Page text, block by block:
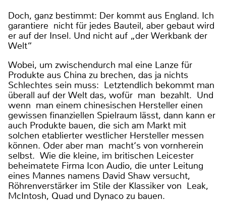
Doch, ganz bestimmt: Der kommt aus England. Ich
garantiere nicht für jedes Bauteil, aber gebaut wird
er auf der Insel. Und nicht auf „der Werkbank der
Welt“
Wobei, um zwischendurch mal eine Lanze für
Produkte aus China zu brechen, das ja nichts
Schlechtes sein muss: Letztendlich bekommt man
überall auf der Welt das, wofür man bezahlt. Und
wenn man einem chinesischen Hersteller einen
gewissen finanziellen Spielraum lässt, dann kann er
auch Produkte bauen, die sich am Markt mit
solchen etablierter westlicher Hersteller messen
können. Oder aber man macht‘s von vornherein
selbst. Wie die kleine, im britischen Leicester
beheimatete Firma Icon Audio, die unter Leitung
eines Mannes namens David Shaw versucht,
Röhrenverstärker im Stile der Klassiker von Leak,
McIntosh, Quad und Dynaco zu bauen.